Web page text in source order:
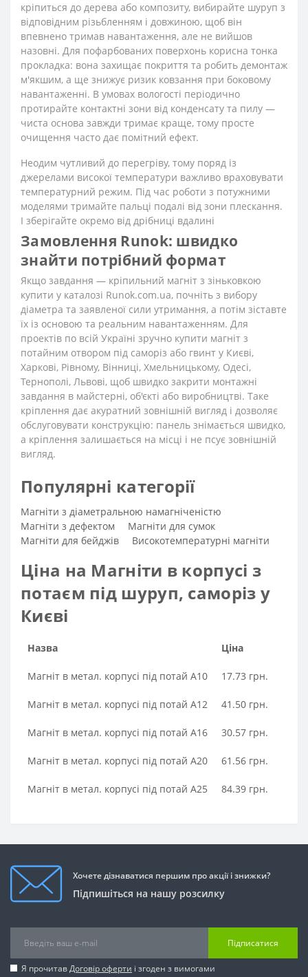
кріпиться до дерева або композиту, вибирайте шуруп з
відповідним різьбленням і довжиною, щоб він
впевнено тримав навантаження, але не вийшов
назовні. Для пофарбованих поверхонь корисна тонка
прокладка: вона захищає покриття та робить демонтаж
м'якшим, а ще знижує ризик ковзання при боковому
навантаженні. В умовах вологості періодично
протирайте контактні зони від конденсату та пилу —
чиста основа завжди тримає краще, тому просте
очищення часто дає помітний ефект.
Неодим чутливий до перегріву, тому поряд із
джерелами високої температури важливо враховувати
температурний режим. Під час роботи з потужними
моделями тримайте пальці подалі від зони плескання.
І зберігайте окремо від дрібниці вдалині
Замовлення Runok: швидко
знайти потрібний формат
Якщо завдання — кріпильний магніт з зіньковкою
купити у каталозі Runok.com.ua, почніть з вибору
діаметра та заявленої сили утримання, а потім зіставте
їх із основою та реальним навантаженням. Для
проектів по всій Україні зручно купити магніт з
потайним отвором під саморіз або гвинт у Києві,
Харкові, Рівному, Вінниці, Хмельницькому, Одесі,
Тернополі, Львові, щоб швидко закрити монтажні
завдання в майстерні, об'єкті або виробництві. Таке
кріплення дає акуратний зовнішній вигляд і дозволяє
обслуговувати конструкцію: панель знімається швидко,
а кріплення залишається на місці і не псує зовнішній
вигляд.
Популярні категорії
Магніти з діаметральною намагніченістю
Магніти з дефектом
Магніти для сумок
Магніти для бейджів
Високотемпературні магніти
Ціна на Магніти в корпусі з
потаєм під шуруп, саморіз у
Києві
Назва Ціна
Магніт в метал. корпусі під потай A10 17.73 грн.
Магніт в метал. корпусі під потай A12 41.50 грн.
Магніт в метал. корпусі під потай A16 30.57 грн.
Магніт в метал. корпусі під потай A20 61.56 грн.
Магніт в метал. корпусі під потай A25 84.39 грн.
Хочете дізнаватися першим про акції і знижки?
Підпишіться на нашу розсилку
Підписатися
Я прочитавДоговір оферти і згоден з вимогами